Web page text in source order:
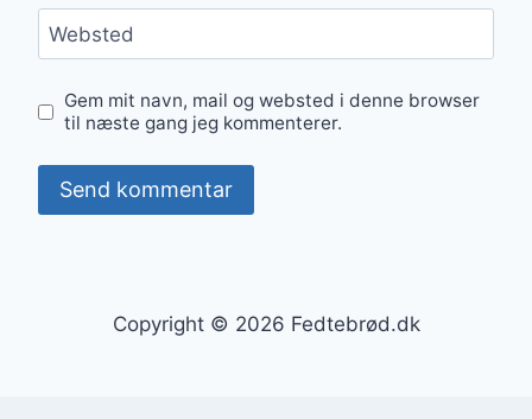
Websted
Gem mit navn, mail og websted i denne browser
til næste gang jeg kommenterer.
Copyright © 2026 Fedtebrød.dk